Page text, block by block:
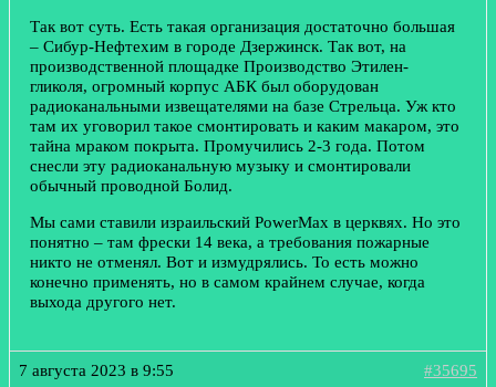
Так вот суть. Есть такая организация достаточно большая
– Сибур-Нефтехим в городе Дзержинск. Так вот, на
производственной площадке Производство Этилен-
гликоля, огромный корпус АБК был оборудован
радиоканальными извещателями на базе Стрельца. Уж кто
там их уговорил такое смонтировать и каким макаром, это
тайна мраком покрыта. Промучились 2-3 года. Потом
снесли эту радиоканальную музыку и смонтировали
обычный проводной Болид.
Мы сами ставили израильский PowerMax в церквях. Но это
понятно – там фрески 14 века, а требования пожарные
никто не отменял. Вот и измудрялись. То есть можно
конечно применять, но в самом крайнем случае, когда
выхода другого нет.
7 августа 2023 в 9:55 #35695